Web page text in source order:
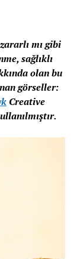
mı gibi
sağlıklı
olan bu
görseller:
Creative